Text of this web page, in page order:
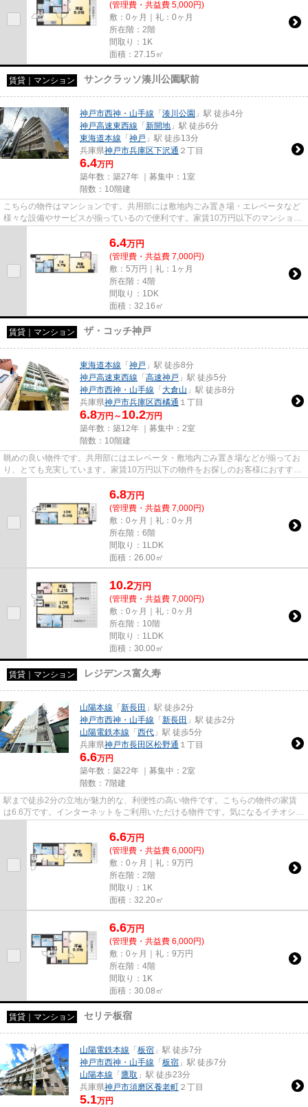
(管理費・共益費 5,000円)
敷：0ヶ月｜礼：0ヶ月
所在階：2階
間取り：1K
面積：27.15㎡
賃貸｜マンション サンクラッソ湊川公園駅前
神戸市西神・山手線 「 湊川公園 」駅 徒歩4分
神戸高速東西線 「 新開地 」駅 徒歩6分
東海道本線 「 神戸 」駅 徒歩13分
兵庫県神戸市兵庫区下沢通 ２丁目
6.4万円
築年数：築27年 ｜募集中： 1室
階数：10階建
こちらの物件はマンションです。共用部には敷地内ごみ置き場・エレベータなど
様々な設備やサービスが揃っているので便利です。家賃10万円以下のマンション
6.4万円
(管理費・共益費 7,000円)
敷：5万円｜礼：1ヶ月
所在階：4階
間取り：1DK
面積：32.16㎡
賃貸｜マンション ザ・コッチ神戸
東海道本線 「 神戸 」駅 徒歩8分
神戸高速東西線 「 高速神戸 」駅 徒歩5分
神戸市西神・山手線 「 大倉山 」駅 徒歩8分
兵庫県神戸市兵庫区西橘通 １丁目
6.8万円～ 10.2万円
築年数：築12年 ｜募集中： 2室
階数：10階建
眺めの良い物件です。共用部にはエレベータ・敷地内ごみ置き場などが揃ってお
り、とても充実しています。家賃10万円以下の物件をお探しのお客様におすすめ
6.8万円
(管理費・共益費 7,000円)
敷：0ヶ月｜礼：0ヶ月
所在階：6階
間取り：1LDK
面積：26.00㎡
10.2万円
(管理費・共益費 7,000円)
敷：0ヶ月｜礼：0ヶ月
所在階：10階
間取り：1LDK
面積：30.00㎡
賃貸｜マンション レジデンス富久寿
山陽本線 「 新長田 」駅 徒歩2分
神戸市西神・山手線 「 新長田 」駅 徒歩2分
山陽電鉄本線 「 西代 」駅 徒歩5分
兵庫県神戸市長田区松野通 １丁目
6.6万円
築年数：築22年 ｜募集中： 2室
階数：7階建
駅まで徒歩2分の立地が魅力的な、利便性の高い物件です。こちらの物件の家賃
は6.6万です。インターネットをご利用いただける物件です。気になるイチオシ物
6.6万円
(管理費・共益費 6,000円)
敷：0ヶ月｜礼：9万円
所在階：2階
間取り：1K
面積：32.20㎡
6.6万円
(管理費・共益費 6,000円)
敷：0ヶ月｜礼：9万円
所在階：4階
間取り：1K
面積：30.08㎡
賃貸｜マンション セリテ板宿
山陽電鉄本線 「 板宿 」駅 徒歩7分
神戸市西神・山手線 「 板宿 」駅 徒歩7分
山陽本線 「 鷹取 」駅 徒歩23分
兵庫県神戸市須磨区養老町 ２丁目
5.1万円